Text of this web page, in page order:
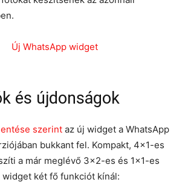
és újdonságok
szerint az új widget a WhatsApp
bukkant fel. Kompakt, 4×1-es
a már meglévő 3×2-es és 1×1-es
két fő funkciót kínál: